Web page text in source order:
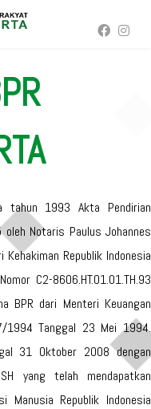
tahun 1993 Akta Pendirian
Notaris Paulus Johannes
Republik Indonesia
C2-8606.HT.01.01.TH.93
BPR dari Menteri Keuangan
1994 Tanggal 23 Mei 1994.
31 Oktober 2008 dengan
yang telah mendapatkan
Manusia Republik Indonesia